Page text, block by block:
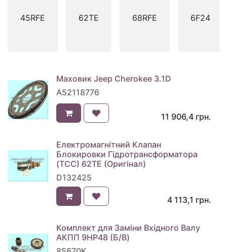
45RFE 62TE 68RFE 6F24
Маховик Jeep Cherokee 3.1D
A52118776
11 906,4 грн.
Електромагнітний Клапан
Блокировки Гідротрансформатора
(TCC) 62TE (Оригінал)
D132425
4 113,1 грн.
Комплект для Заміни Вхідного Валу
АКПП 9HP48 (Б/В)